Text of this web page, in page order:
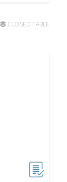
CLOSED TABLE